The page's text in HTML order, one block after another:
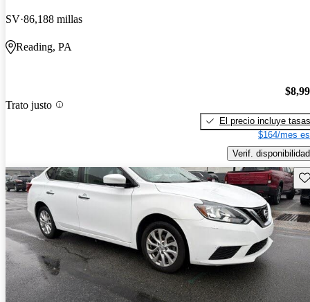
SV 86,188 millas
Reading, PA
Trato justo
El precio incluye tasas
$164/mes
Verif. disponibilidad